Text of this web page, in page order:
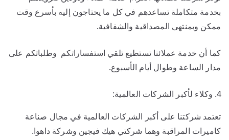
بخدمة متكاملة تساعدهم في كل ما يحتاجون إليه بأسرع وقت
ممكن وبمنتهى المصداقية والشفافية.
كما أن خدمة عملائنا تستطيع تلقي استفساراتكم وطلباتكم على
مدار الساعة وطوال أيام الأسبوع.
وكلاء لأكبر الشركات العالمية:
تعتمد شركتنا على أكبر الشركات العالمية في مجال صناعة
كاميرات المراقبة وهما شركتي هيك فيجين وشركة داهوا.